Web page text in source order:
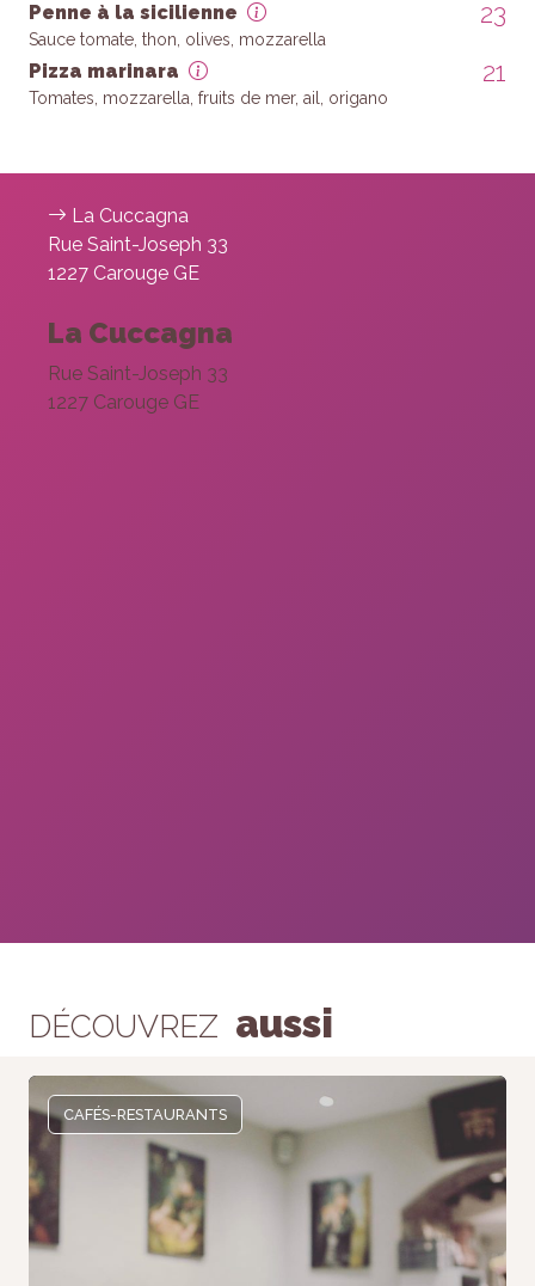
Penne à la sicilienne
Sauce tomate, thon, olives, mozzarella
23
Pizza marinara
Tomates, mozzarella, fruits de mer, ail, origano
21
La Cuccagna
Rue Saint-Joseph 33
1227 Carouge GE
La Cuccagna
Rue Saint-Joseph 33
1227 Carouge GE
DÉCOUVREZ aussi
CAFÉS-RESTAURANTS